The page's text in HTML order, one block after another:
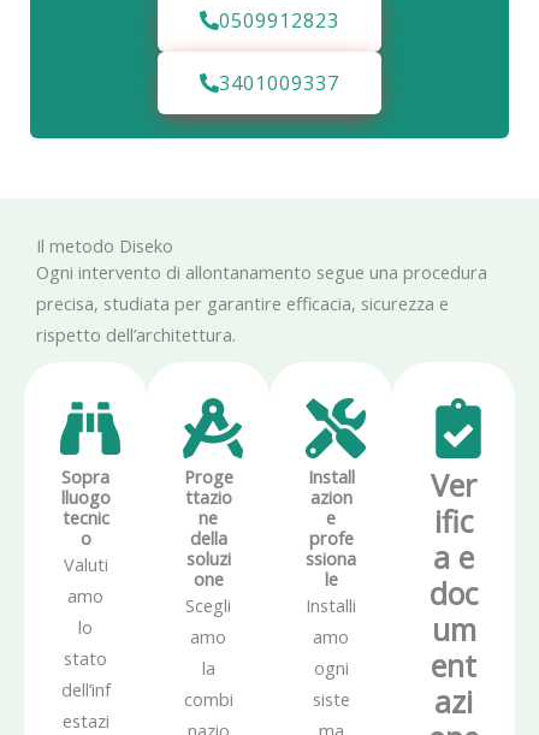
0509912823
3401009337
Il metodo Diseko
Ogni intervento di allontanamento segue una procedura
precisa, studiata per garantire efficacia, sicurezza e
rispetto dell’architettura.
Sopra
lluogo
tecnic
o
Valuti
amo
lo
stato
dell’inf
estazi
Proge
ttazio
ne
della
soluzi
one
Scegli
amo
la
combi
nazio
Install
azion
e
profe
ssiona
le
Installi
amo
ogni
siste
ma
Ver
ific
a e
doc
um
ent
azi